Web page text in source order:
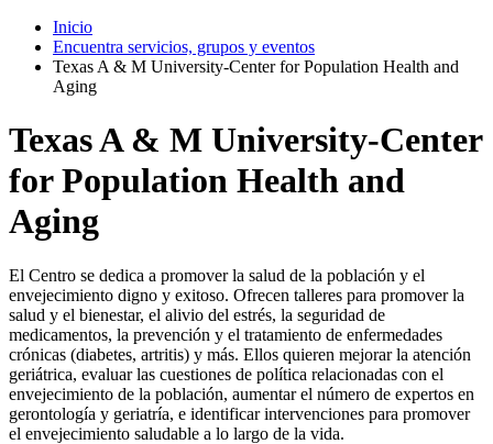
Inicio
Encuentra servicios, grupos y eventos
Texas A & M University-Center for Population Health and
Aging
Texas A & M University-Center
for Population Health and
Aging
El Centro se dedica a promover la salud de la población y el
envejecimiento digno y exitoso. Ofrecen talleres para promover la
salud y el bienestar, el alivio del estrés, la seguridad de
medicamentos, la prevención y el tratamiento de enfermedades
crónicas (diabetes, artritis) y más. Ellos quieren mejorar la atención
geriátrica, evaluar las cuestiones de política relacionadas con el
envejecimiento de la población, aumentar el número de expertos en
gerontología y geriatría, e identificar intervenciones para promover
el envejecimiento saludable a lo largo de la vida.